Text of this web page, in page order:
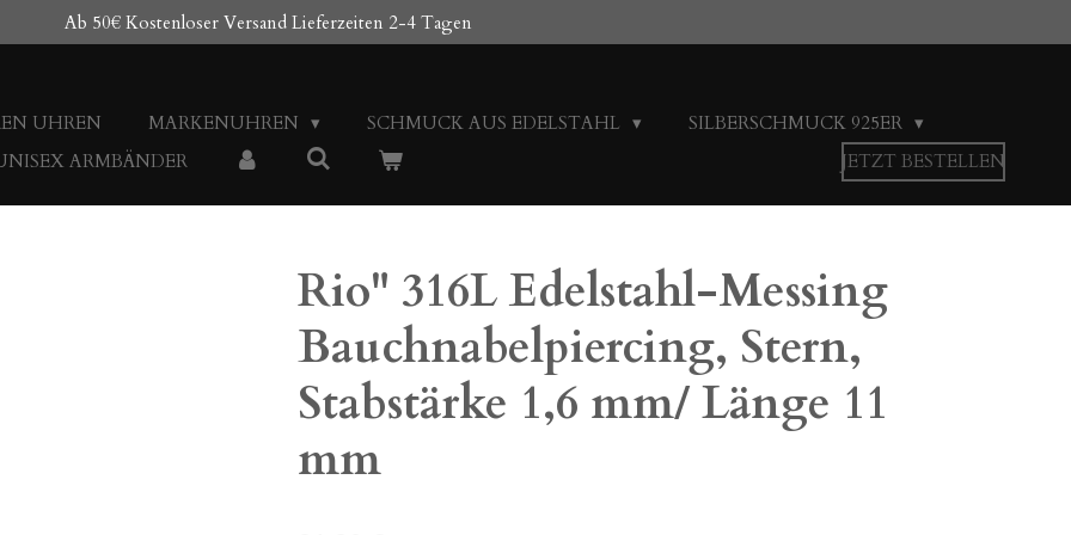
Ab 50€ Kostenloser Versand Lieferzeiten 2-4 Tagen
UHREN MARKENUHREN SCHMUCK AUS EDELSTAHL
SILBERSCHMUCK 925ER
ARMBÄNDER JETZT BESTELLEN
Rio" 316L Edelstahl-Messing
Bauchnabelpiercing, Stern,
Stabstärke 1,6 mm/ Länge 11
mm